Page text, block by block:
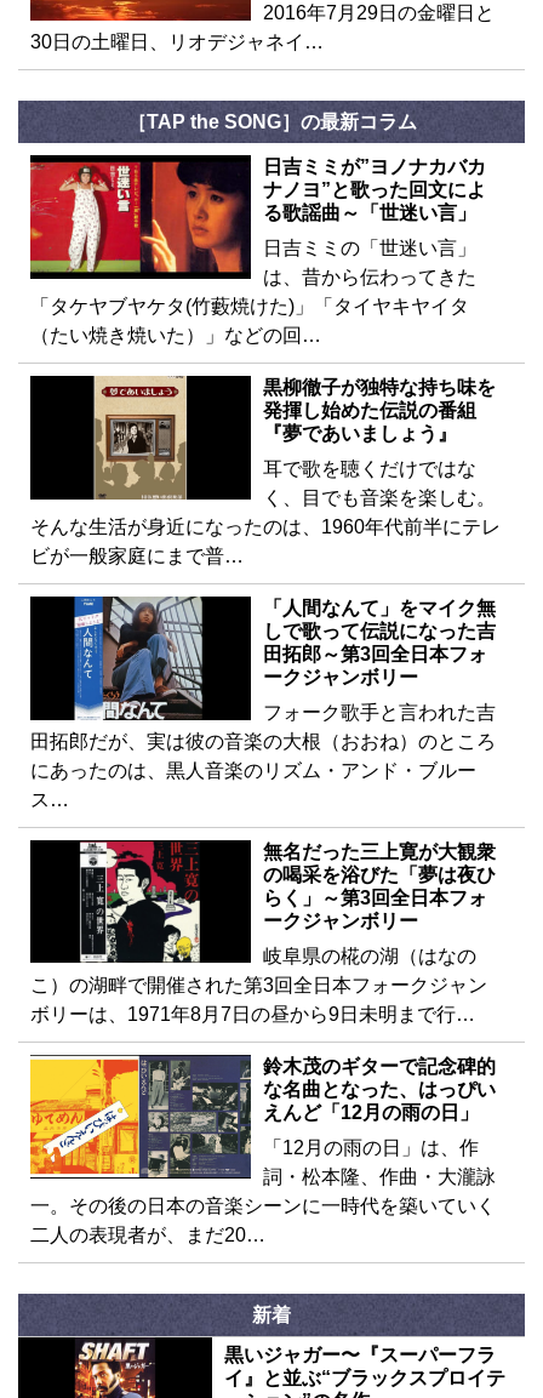
2016年7月29日の金曜日と
30日の土曜日、リオデジャネイ…
［TAP the SONG］の最新コラム
日吉ミミが”ヨノナカバカ
ナノヨ”と歌った回文によ
る歌謡曲～「世迷い言」
日吉ミミの「世迷い言」
は、昔から伝わってきた
「タケヤブヤケタ(竹藪焼けた)」「タイヤキヤイタ
（たい焼き焼いた）」などの回…
黒柳徹子が独特な持ち味を
発揮し始めた伝説の番組
『夢であいましょう』
耳で歌を聴くだけではな
く、目でも音楽を楽しむ。
そんな生活が身近になったのは、1960年代前半にテレ
ビが一般家庭にまで普…
「人間なんて」をマイク無
しで歌って伝説になった吉
田拓郎～第3回全日本フォ
ークジャンボリー
フォーク歌手と言われた吉
田拓郎だが、実は彼の音楽の大根（おおね）のところ
にあったのは、黒人音楽のリズム・アンド・ブルー
ス…
無名だった三上寛が大観衆
の喝采を浴びた「夢は夜ひ
らく」～第3回全日本フォ
ークジャンボリー
岐阜県の椛の湖（はなの
こ）の湖畔で開催された第3回全日本フォークジャン
ボリーは、1971年8月7日の昼から9日未明まで行…
鈴木茂のギターで記念碑的
な名曲となった、はっぴい
えんど「12月の雨の日」
「12月の雨の日」は、作
詞・松本隆、作曲・大瀧詠
一。その後の日本の音楽シーンに一時代を築いていく
二人の表現者が、まだ20…
新着
黒いジャガー〜『スーパーフラ
イ』と並ぶ“ブラックスプロイテ